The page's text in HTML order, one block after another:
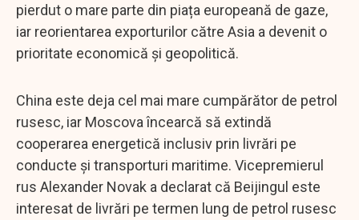
pierdut o mare parte din piața europeană de gaze,
iar reorientarea exporturilor către Asia a devenit o
prioritate economică și geopolitică.
China este deja cel mai mare cumpărător de petrol
rusesc, iar Moscova încearcă să extindă
cooperarea energetică inclusiv prin livrări pe
conducte și transporturi maritime. Vicepremierul
rus Alexander Novak a declarat că Beijingul este
interesat de livrări pe termen lung de petrol rusesc